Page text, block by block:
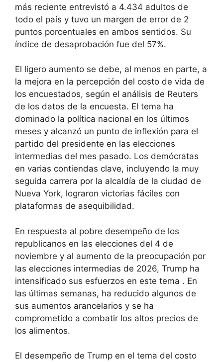
más reciente entrevistó a 4.434 adultos de
todo el país y tuvo un margen de error de 2
puntos porcentuales en ambos sentidos. Su
índice de desaprobación fue del 57%.
El ligero aumento se debe, al menos en parte, a
la mejora en la percepción del costo de vida de
los encuestados, según el análisis de Reuters
de los datos de la encuesta. El tema ha
dominado la política nacional en los últimos
meses y alcanzó un punto de inflexión para el
partido del presidente en las elecciones
intermedias del mes pasado. Los demócratas
en varias contiendas clave, incluyendo la muy
seguida carrera por la alcaldía de la ciudad de
Nueva York, lograron victorias fáciles con
plataformas de asequibilidad.
En respuesta al pobre desempeño de los
republicanos en las elecciones del 4 de
noviembre y al aumento de la preocupación por
las elecciones intermedias de 2026, Trump ha
intensificado sus esfuerzos en este tema . En
las últimas semanas, ha reducido algunos de
sus aumentos arancelarios y se ha
comprometido a combatir los altos precios de
los alimentos.
El desempeño de Trump en el tema del costo